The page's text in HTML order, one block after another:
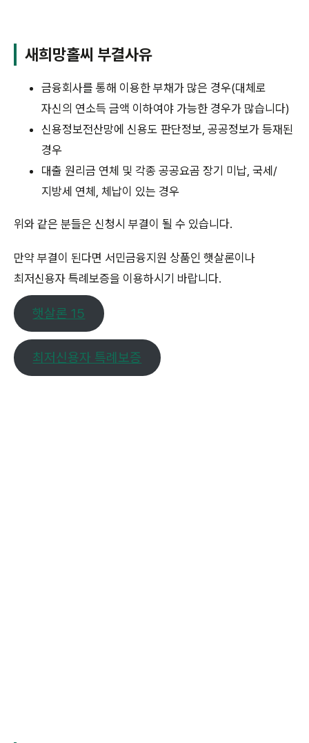
새희망홀씨 부결사유
금융회사를 통해 이용한 부채가 많은 경우(대체로
자신의 연소득 금액 이하여야 가능한 경우가 많습니다)
신용정보전산망에 신용도 판단정보, 공공정보가 등재된
경우
대출 원리금 연체 및 각종 공공요곰 장기 미납, 국세/
지방세 연체, 체납이 있는 경우
위와 같은 분들은 신청시 부결이 될 수 있습니다.
만약 부결이 된다면 서민금융지원 상품인 햇살론이나
최저신용자 특례보증을 이용하시기 바랍니다.
햇살론 15
최저신용자 특례보증